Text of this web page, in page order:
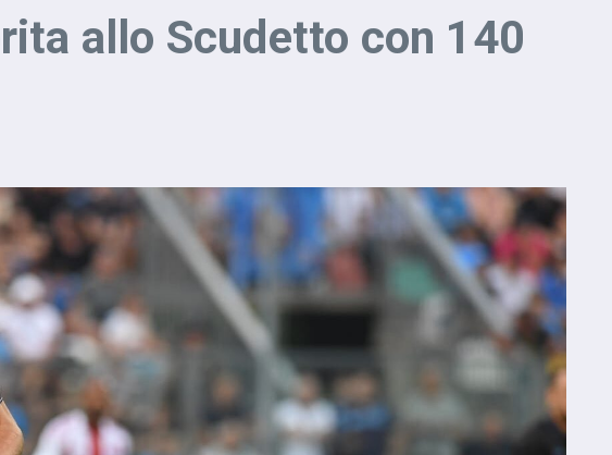
allo Scudetto con 140